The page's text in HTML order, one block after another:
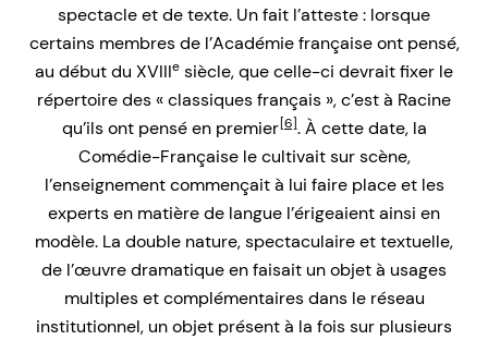
spectacle et de texte. Un fait l’atteste : lorsque
certains membres de l’Académie française ont pensé,
au début du XVIIIe siècle, que celle-ci devrait fixer le
répertoire des « classiques français », c’est à Racine
qu’ils ont pensé en premier[6]. À cette date, la
Comédie-Française le cultivait sur scène,
l’enseignement commençait à lui faire place et les
experts en matière de langue l’érigeaient ainsi en
modèle. La double nature, spectaculaire et textuelle,
de l’œuvre dramatique en faisait un objet à usages
multiples et complémentaires dans le réseau
institutionnel, un objet présent à la fois sur plusieurs